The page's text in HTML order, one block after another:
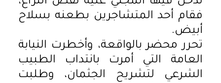
فقام أحد المتشاجرين بطعنه بسلاح
أبيض.
تحرر محضر بالواقعة، وأخطرت النيابة
العامة التي أمرت بانتداب الطبيب
الشرعي لتشريح الجثمان، وطلبت